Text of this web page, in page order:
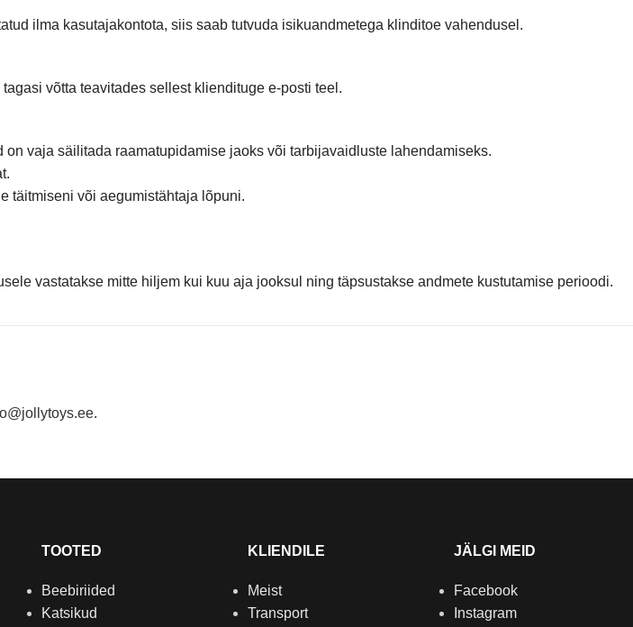
ilma kasutajakontota, siis saab tutvuda isikuandmetega klinditoe vahendusel.
võtta teavitades sellest kliendituge e-posti teel.
vaja säilitada raamatupidamise jaoks või tarbijavaidluste lahendamiseks.
täitmiseni või aegumistähtaja lõpuni.
vastatakse mitte hiljem kui kuu aja jooksul ning täpsustakse andmete kustutamise perioodi.
.
TOOTED
Beebiriided
Katsikud
KLIENDILE
Meist
Transport
JÄLGI MEID
Facebook
Instagram